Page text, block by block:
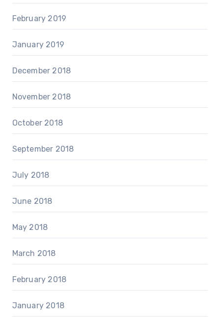
February 2019
January 2019
December 2018
November 2018
October 2018
September 2018
July 2018
June 2018
May 2018
March 2018
February 2018
January 2018